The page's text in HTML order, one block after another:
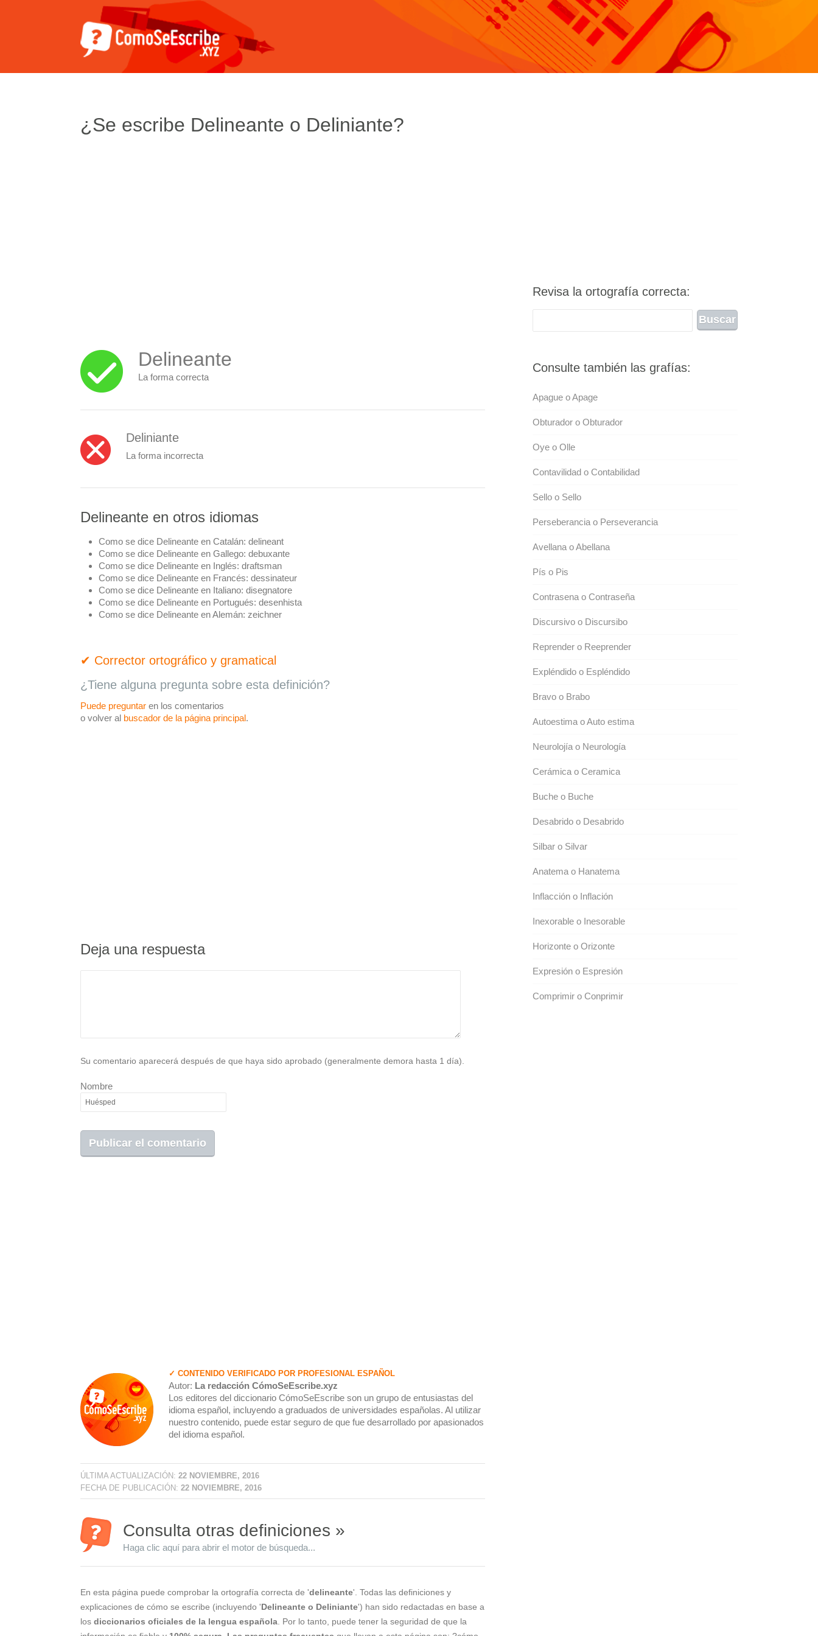
¿Se escribe Delineante o Deliniante?
Delineante
La forma correcta
Deliniante
La forma incorrecta
Delineante en otros idiomas
Como se dice Delineante en Catalán: delineant
Como se dice Delineante en Gallego: debuxante
Como se dice Delineante en Inglés: draftsman
Como se dice Delineante en Francés: dessinateur
Como se dice Delineante en Italiano: disegnatore
Como se dice Delineante en Portugués: desenhista
Como se dice Delineante en Alemán: zeichner
✔ Corrector ortográfico y gramatical
¿Tiene alguna pregunta sobre esta definición?
Puede preguntar en los comentarios
o volver al buscador de la página principal.
Deja una respuesta
Su comentario aparecerá después de que haya sido aprobado (generalmente demora hasta 1 día).
Nombre
✓ CONTENIDO VERIFICADO POR PROFESIONAL ESPAÑOL
Autor: La redacción CómoSeEscribe.xyz
Los editores del diccionario CómoSeEscribe son un grupo de entusiastas del
idioma español, incluyendo a graduados de universidades españolas. Al utilizar
nuestro contenido, puede estar seguro de que fue desarrollado por apasionados
del idioma español.
ÚLTIMA ACTUALIZACIÓN: 22 NOVIEMBRE, 2016
FECHA DE PUBLICACIÓN: 22 NOVIEMBRE, 2016
Consulta otras definiciones »
Haga clic aquí para abrir el motor de búsqueda...
En esta página puede comprobar la ortografía correcta de 'delineante'. Todas las definiciones y
explicaciones de cómo se escribe (incluyendo 'Delineante o Deliniante') han sido redactadas en base a
los diccionarios oficiales de la lengua española . Por lo tanto, puede tener la seguridad de que la
Revisa la ortografía correcta:
Consulte también las grafías:
Apague o Apage
Obturador o Obturador
Oye o Olle
Contavilidad o Contabilidad
Sello o Sello
Perseberancia o Perseverancia
Avellana o Abellana
Pís o Pis
Contrasena o Contraseña
Discursivo o Discursibo
Reprender o Reeprender
Expléndido o Espléndido
Bravo o Brabo
Autoestima o Auto estima
Neurolojía o Neurología
Cerámica o Ceramica
Buche o Buche
Desabrido o Desabrido
Silbar o Silvar
Anatema o Hanatema
Inflacción o Inflación
Inexorable o Inesorable
Horizonte o Orizonte
Expresión o Espresión
Comprimir o Conprimir